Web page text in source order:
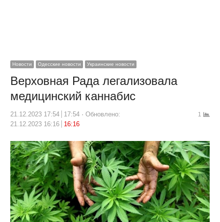
Новости Одесские новости Украинские новости
Верховная Рада легализовала
медицинский каннабис
21.12.2023 17:54 17:54
Обновлено:
21.12.2023 16:16
16:16
1